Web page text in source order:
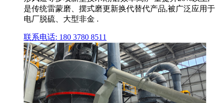
是传统雷蒙磨、摆式磨更新换代替代产品,被广泛应用于
电厂脱硫、大型非金 .
联系电话: 180 3780 8511